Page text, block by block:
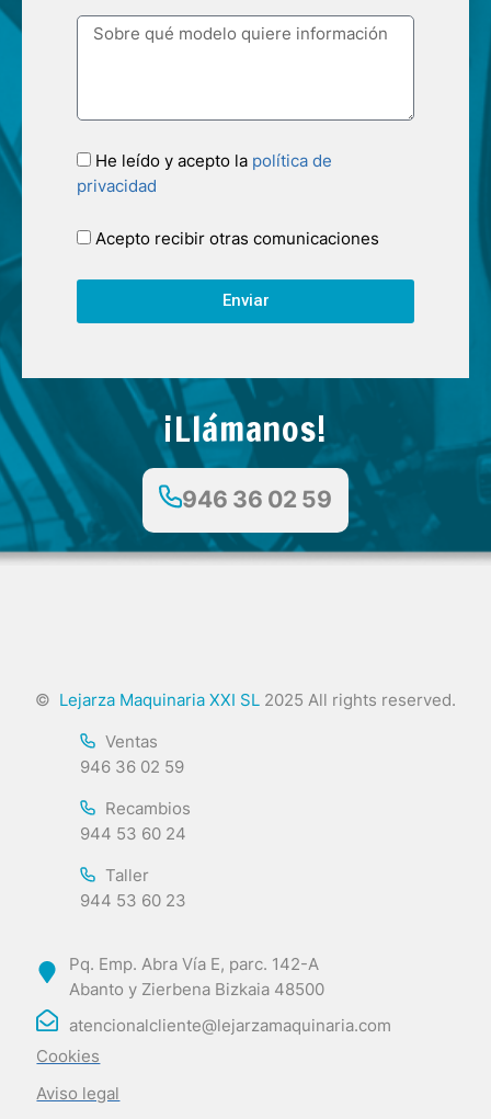
He leído y acepto la política de
privacidad
Acepto recibir otras comunicaciones
Enviar
¡Llámanos!
946 36 02 59
© Lejarza Maquinaria XXI SL 2025 All rights reserved.
Ventas
946 36 02 59
Recambios
944 53 60 24
Taller
944 53 60 23
Pq. Emp. Abra Vía E, parc. 142-A
Abanto y Zierbena Bizkaia 48500
atencionalcliente@lejarzamaquinaria.com
Cookies
Aviso legal